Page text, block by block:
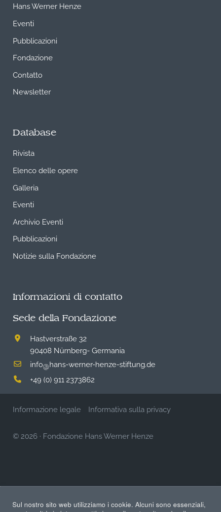
Hans Werner Henze
Eventi
Pubblicazioni
Fondazione
Contatto
Newsletter
Database
Rivista
Elenco delle opere
Galleria
Eventi
Archivio Eventi
Pubblicazioni
Notizie sulla Fondazione
Informazioni di contatto
Sede della Fondazione
Hastverstraße 32
90408 Nürnberg- Germania
info@hans-werner-henze-stiftung.de
+49 (0) 911 2373862
Informazione legale Informativa sulla privacy
© 2026 · Fondazione Hans Werner Henze
Sul nostro sito web utilizziamo i cookie. Alcuni sono essenziali,